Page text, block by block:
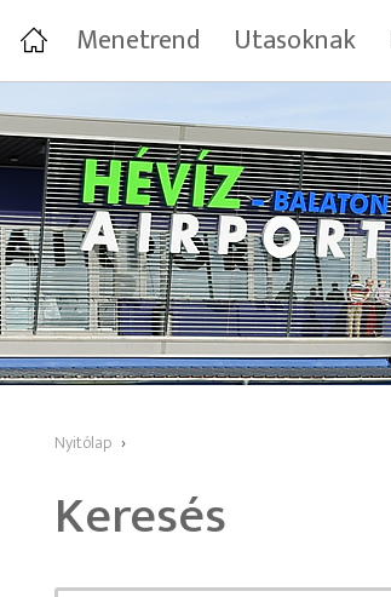
Menetrend Utasoknak
Nyitólap ›
Keresés